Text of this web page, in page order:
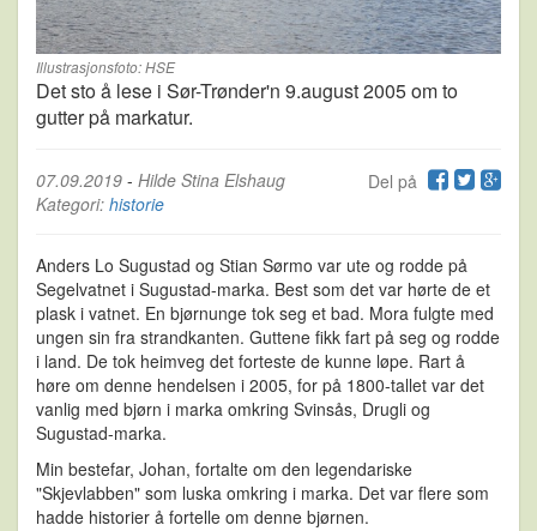
Illustrasjonsfoto: HSE
Det sto å lese i Sør-Trønder'n 9.august 2005 om to
gutter på markatur.
Del på
07.09.2019 - Hilde Stina Elshaug
Kategori: historie
Anders Lo Sugustad og Stian Sørmo var ute og rodde på
Segelvatnet i Sugustad-marka. Best som det var hørte de et
plask i vatnet. En bjørnunge tok seg et bad. Mora fulgte med
ungen sin fra strandkanten. Guttene fikk fart på seg og rodde
i land. De tok heimveg det forteste de kunne løpe. Rart å
høre om denne hendelsen i 2005, for på 1800-tallet var det
vanlig med bjørn i marka omkring Svinsås, Drugli og
Sugustad-marka.
Min bestefar, Johan, fortalte om den legendariske
"Skjevlabben" som luska omkring i marka. Det var flere som
hadde historier å fortelle om denne bjørnen.